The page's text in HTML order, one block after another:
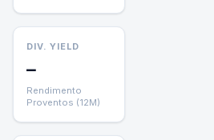
DIV. YIELD
—
Rendimento
Proventos (12M)